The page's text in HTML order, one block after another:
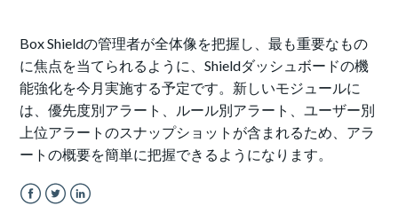
Box Shieldの管理者が全体像を把握し、最も重要なもの
に焦点を当てられるように、Shieldダッシュボードの機
能強化を今月実施する予定です。新しいモジュールに
は、優先度別アラート、ルール別アラート、ユーザー別
上位アラートのスナップショットが含まれるため、アラ
ートの概要を簡単に把握できるようになります。